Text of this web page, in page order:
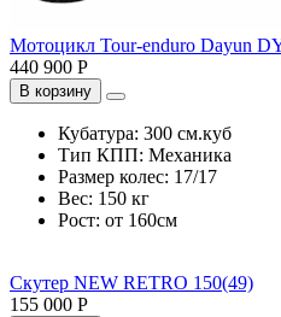
Мотоцикл Tour-enduro Dayun
440 900 Р
В корзину
Кубатура: 300 см.куб
Тип КПП: Механика
Размер колес: 17/17
Вес: 150 кг
Рост: от 160см
Скутер NEW RETRO 150(49)
155 000 Р